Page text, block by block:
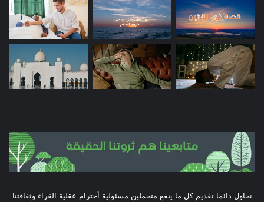
نحاول دائما تقديم كل ما ينفع متحملين مسئولية أحترام عقلية القراء وثقافتنا